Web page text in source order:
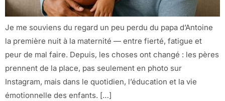
Je me souviens du regard un peu perdu du papa d’Antoine
la première nuit à la maternité — entre fierté, fatigue et
peur de mal faire. Depuis, les choses ont changé : les pères
prennent de la place, pas seulement en photo sur
Instagram, mais dans le quotidien, l’éducation et la vie
émotionnelle des enfants. […]